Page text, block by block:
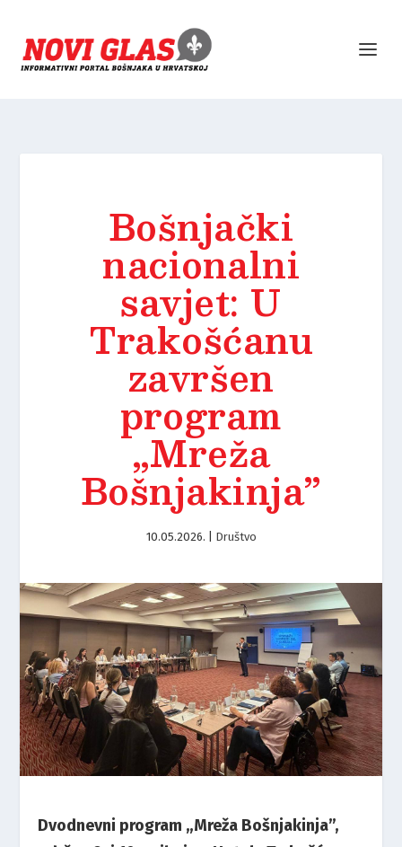
Bošnjački
nacionalni
savjet: U
Trakošćanu
završen
program
„Mreža
Bošnjakinja”
10.05.2026. Društvo
Dvodnevni program „Mreža Bošnjakinja”,